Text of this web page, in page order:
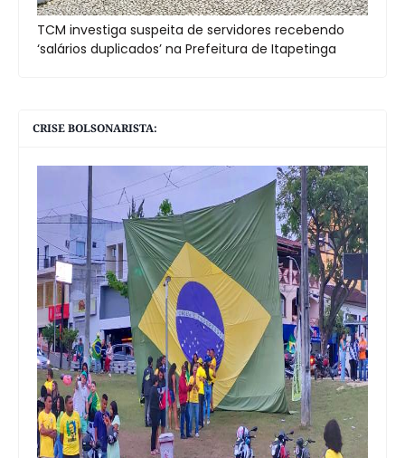
TCM investiga suspeita de servidores recebendo
‘salários duplicados’ na Prefeitura de Itapetinga
CRISE BOLSONARISTA: